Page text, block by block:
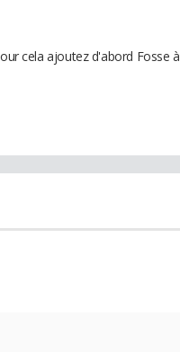
cela ajoutez d'abord Fosse à